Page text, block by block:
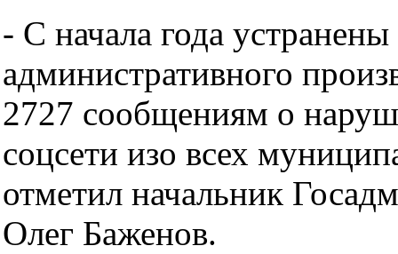
- С начала года
административного
2727 сообщениям о
соцсети изо всех
отметил начальник
Олег Баженов.